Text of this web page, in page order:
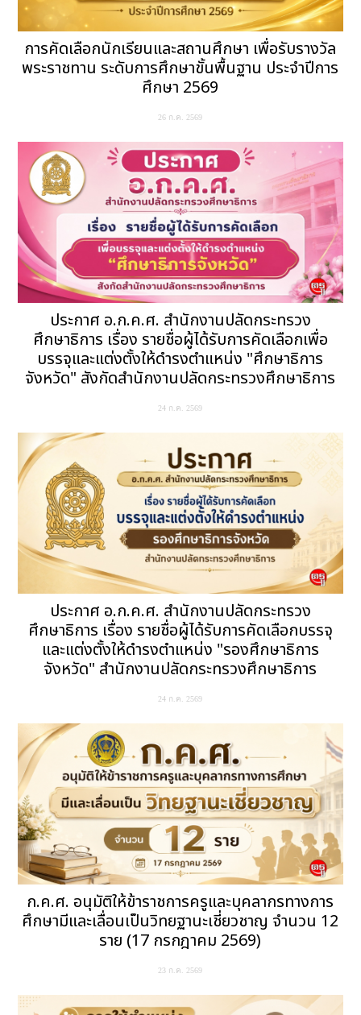
การคัดเลือกนักเรียนและสถานศึกษา เพื่อรับรางวัล
พระราชทาน ระดับการศึกษาขั้นพื้นฐาน ประจำปีการ
ศึกษา 2569
26 ก.ค. 2569
ประกาศ อ.ก.ค.ศ. สำนักงานปลัดกระทรวง
ศึกษาธิการ เรื่อง รายชื่อผู้ได้รับการคัดเลือกเพื่อ
บรรจุและแต่งตั้งให้ดำรงตำแหน่ง "ศึกษาธิการ
จังหวัด" สังกัดสำนักงานปลัดกระทรวงศึกษาธิการ
24 ก.ค. 2569
ประกาศ อ.ก.ค.ศ. สำนักงานปลัดกระทรวง
ศึกษาธิการ เรื่อง รายชื่อผู้ได้รับการคัดเลือกบรรจุ
และแต่งตั้งให้ดำรงตำแหน่ง "รองศึกษาธิการ
จังหวัด" สำนักงานปลัดกระทรวงศึกษาธิการ
24 ก.ค. 2569
ก.ค.ศ. อนุมัติให้ข้าราชการครูและบุคลากรทางการ
ศึกษามีและเลื่อนเป็นวิทยฐานะเชี่ยวชาญ จำนวน 12
ราย (17 กรกฎาคม 2569)
23 ก.ค. 2569